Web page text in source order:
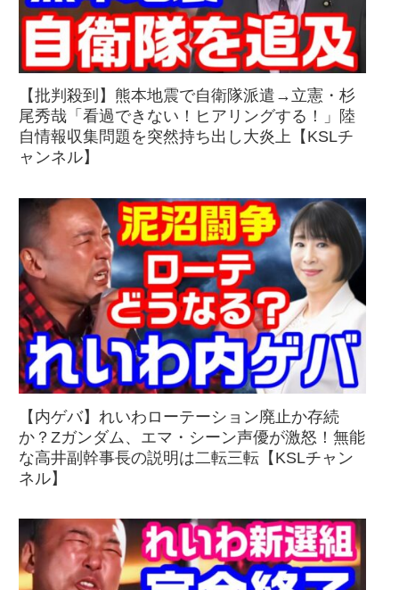
【批判殺到】熊本地震で自衛隊派遣→立憲・杉
尾秀哉「看過できない！ヒアリングする！」陸
自情報収集問題を突然持ち出し大炎上【KSLチ
ャンネル】
【内ゲバ】れいわローテーション廃止か存続
か？Zガンダム、エマ・シーン声優が激怒！無能
な高井副幹事長の説明は二転三転【KSLチャン
ネル】